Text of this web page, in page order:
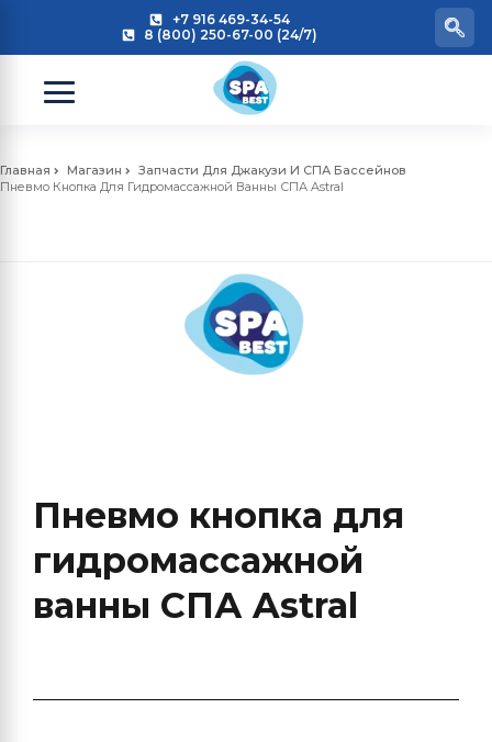
+7 916 469-34-54
8 (800) 250-67-00 (24/7)
Главная Магазин
Запчасти Для Джакузи И СПА Бассейнов
Пневмо Кнопка Для Гидромассажной Ванны СПА Astral
Пневмо кнопка для
гидромассажной
ванны СПА Astral